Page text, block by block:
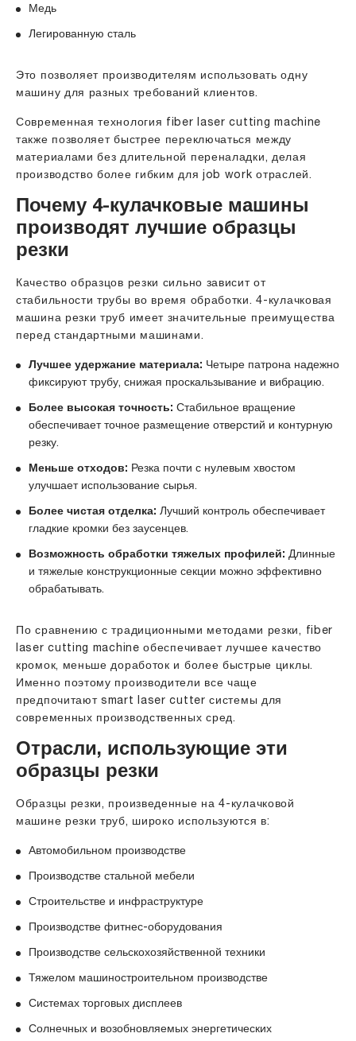
Медь
Легированную сталь
Это позволяет производителям использовать одну
машину для разных требований клиентов.
Современная технология fiber laser cutting machine
также позволяет быстрее переключаться между
материалами без длительной переналадки, делая
производство более гибким для job work отраслей.
Почему 4-кулачковые машины
производят лучшие образцы
резки
Качество образцов резки сильно зависит от
стабильности трубы во время обработки. 4-кулачковая
машина резки труб имеет значительные преимущества
перед стандартными машинами.
Лучшее удержание материала: Четыре патрона надежно
фиксируют трубу, снижая проскальзывание и вибрацию.
Более высокая точность: Стабильное вращение
обеспечивает точное размещение отверстий и контурную
резку.
Меньше отходов: Резка почти с нулевым хвостом
улучшает использование сырья.
Более чистая отделка: Лучший контроль обеспечивает
гладкие кромки без заусенцев.
Возможность обработки тяжелых профилей: Длинные
и тяжелые конструкционные секции можно эффективно
обрабатывать.
По сравнению с традиционными методами резки, fiber
laser cutting machine обеспечивает лучшее качество
кромок, меньше доработок и более быстрые циклы.
Именно поэтому производители все чаще
предпочитают smart laser cutter системы для
современных производственных сред.
Отрасли, использующие эти
образцы резки
Образцы резки, произведенные на 4-кулачковой
машине резки труб, широко используются в:
Автомобильном производстве
Производстве стальной мебели
Строительстве и инфраструктуре
Производстве фитнес-оборудования
Производстве сельскохозяйственной техники
Тяжелом машиностроительном производстве
Системах торговых дисплеев
Солнечных и возобновляемых энергетических